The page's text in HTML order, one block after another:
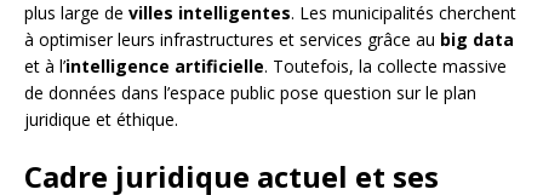
plus large de villes intelligentes. Les municipalités cherchent
à optimiser leurs infrastructures et services grâce au big data
et à l’intelligence artificielle. Toutefois, la collecte massive
de données dans l’espace public pose question sur le plan
juridique et éthique.
Cadre juridique actuel et ses